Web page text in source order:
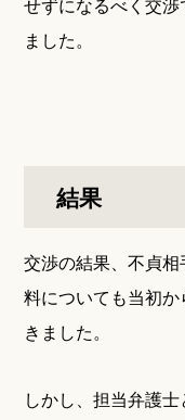
ました。
結果
交渉の結果、不貞
料についても当初
きました。
しかし、担当弁護